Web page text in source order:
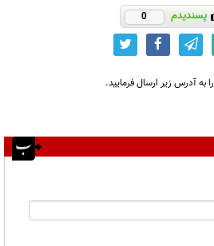
پسندیدم 0
به آدرس زیر ارسال فرمایید.